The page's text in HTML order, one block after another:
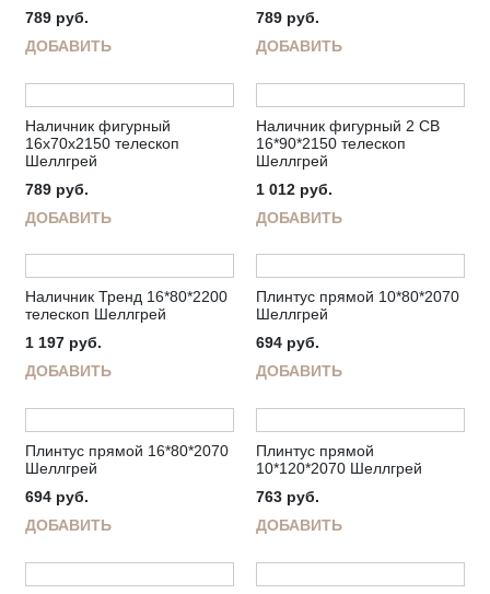
789 руб.
ДОБАВИТЬ
789 руб.
ДОБАВИТЬ
Наличник фигурный
16х70х2150 телескоп
Шеллгрей
789 руб.
ДОБАВИТЬ
Наличник фигурный 2 СВ
16*90*2150 телескоп
Шеллгрей
1 012 руб.
ДОБАВИТЬ
Наличник Тренд 16*80*2200
телескоп Шеллгрей
1 197 руб.
ДОБАВИТЬ
Плинтус прямой 10*80*2070
Шеллгрей
694 руб.
ДОБАВИТЬ
Плинтус прямой 16*80*2070
Шеллгрей
694 руб.
ДОБАВИТЬ
Плинтус прямой
10*120*2070 Шеллгрей
763 руб.
ДОБАВИТЬ